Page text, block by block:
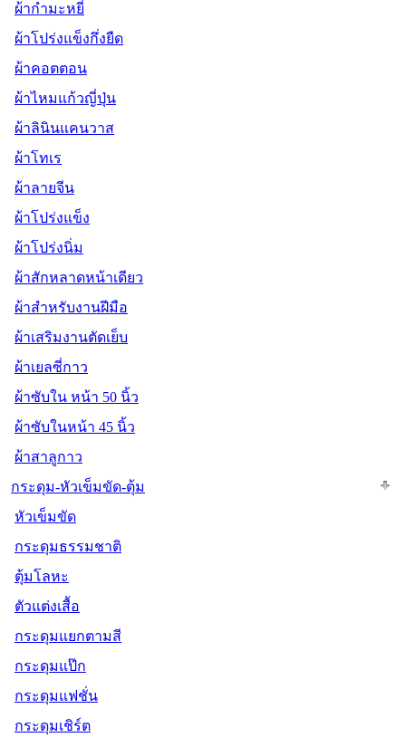
ผ้ากำมะหยี่
ผ้าโปร่งแข็งกึ่งยืด
ผ้าคอตตอน
ผ้าไหมแก้วญี่ปุ่น
ผ้าลินินแคนวาส
ผ้าโทเร
ผ้าลายจีน
ผ้าโปร่งแข็ง
ผ้าโปร่งนิ่ม
ผ้าสักหลาดหน้าเดียว
ผ้าสำหรับงานฝีมือ
ผ้าเสริมงานตัดเย็บ
ผ้าเยลซี่กาว
ผ้าซับใน หน้า 50 นิ้ว
ผ้าซับในหน้า 45 นิ้ว
ผ้าสาลูกาว
กระดุม-หัวเข็มขัด-ตุ้ม
หัวเข็มขัด
กระดุมธรรมชาติ
ตุ้มโลหะ
ตัวแต่งเสื้อ
กระดุมแยกตามสี
กระดุมแป๊ก
กระดุมแฟชั่น
กระดุมเชิร์ต